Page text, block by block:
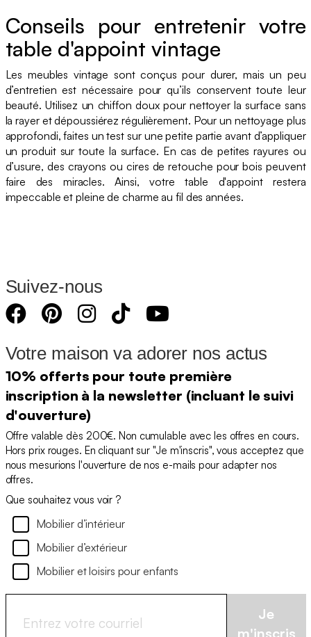
Conseils pour entretenir votre
table d'appoint vintage
Les meubles vintage sont conçus pour durer, mais un peu
d’entretien est nécessaire pour qu’ils conservent toute leur
beauté. Utilisez un chiffon doux pour nettoyer la surface sans
la rayer et dépoussiérez régulièrement. Pour un nettoyage plus
approfondi, faites un test sur une petite partie avant d’appliquer
un produit sur toute la surface. En cas de petites rayures ou
d’usure, des crayons ou cires de retouche pour bois peuvent
faire des miracles. Ainsi, votre table d'appoint restera
impeccable et pleine de charme au fil des années.
Suivez-nous
Votre maison va adorer nos actus
10% offerts pour toute première
inscription à la newsletter (incluant le suivi
d'ouverture)
Offre valable dès 200€. Non cumulable avec les offres en cours.
Hors prix rouges. En cliquant sur "Je m'inscris", vous acceptez que
nous mesurions l'ouverture de nos e-mails pour adapter nos
offres.
Que souhaitez vous voir ?
Mobilier d’intérieur
Mobilier d’extérieur
Mobilier et loisirs pour enfants
Je
m'inscris